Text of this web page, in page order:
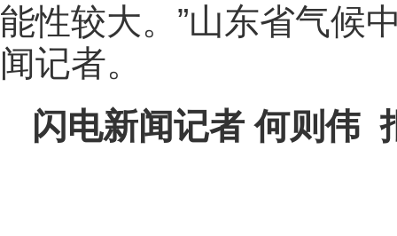
能性较大。”山东省气候
闻记者。
闪电新闻记者 何则伟